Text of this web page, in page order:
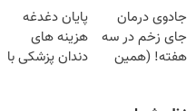
میلیون تومان!!!
جادوی درمان
جای زخم در سه
هفته! (همین
پایان دغدغه
هزینه های
دندان پزشکی با